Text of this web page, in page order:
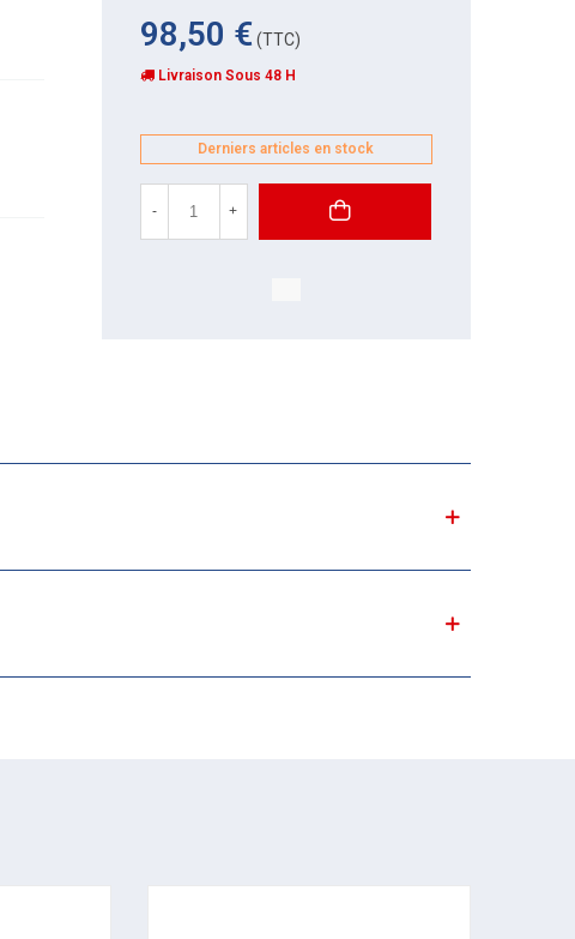
98,50 €(TTC)
Livraison Sous 48 H
Derniers articles en stock
- +